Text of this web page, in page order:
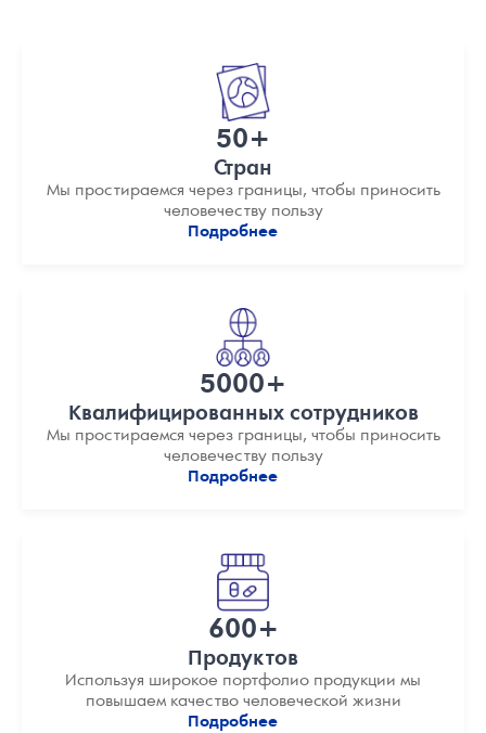
50+
Стран
Мы простираемся через границы, чтобы приносить
человечеству пользу
Подробнее
5000+
Квалифицированных сотрудников
Мы простираемся через границы, чтобы приносить
человечеству пользу
Подробнее
600+
Продуктов
Используя широкое портфолио продукции мы
повышаем качество человеческой жизни
Подробнее